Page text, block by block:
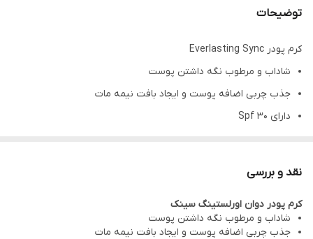
توضیحات
کرم پودر Everlasting Sync
شاداب و مرطوب نگه داشتن پوست
جذب چربی اضافه پوست و ایجاد بافت نیمه مات
دارای Spf 30
محافظت از پوست در برابر اشعه ماورای بنفش
مقاومت در مقابل تعریق و رطوبت هوا
حجم : 30 میلی لیتر
نقد و بررسی
کرم پودر دوان اورلستینگ سینک
شاداب و مرطوب نگه داشتن پوست
جذب چربی اضافه پوست و ایجاد بافت نیمه مات